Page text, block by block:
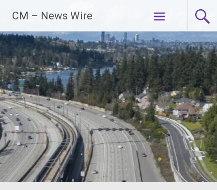
Inhalt
springen
CM – News Wire